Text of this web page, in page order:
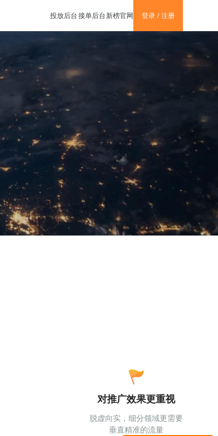
投放后台接单后台新榜官网 登录 / 注册
对推广效果更重视
脱虚向实，细分领域更需要
垂直精准的流量